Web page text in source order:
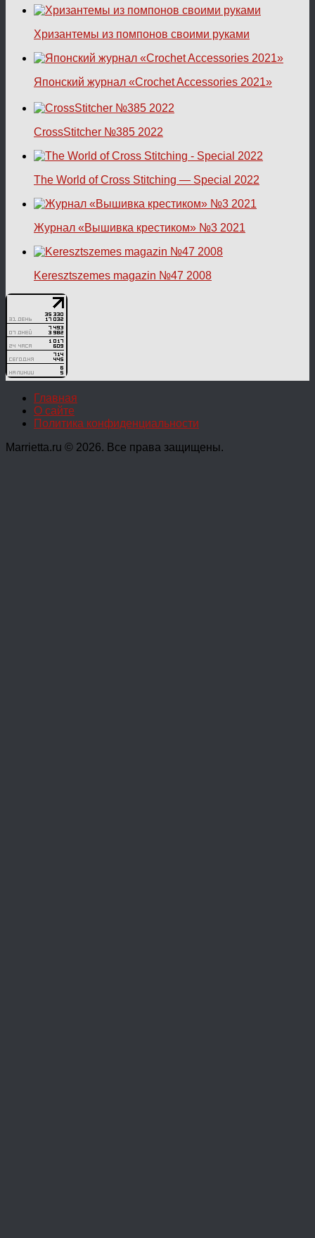
Хризантемы из помпонов своими руками
Японский журнал «Crochet Accessories 2021»
CrossStitcher №385 2022
The World of Cross Stitching — Special 2022
Журнал «Вышивка крестиком» №3 2021
Keresztszemes magazin №47 2008
Главная
О сайте
Политика конфиденциальности
Marrietta.ru © 2026. Все права защищены.